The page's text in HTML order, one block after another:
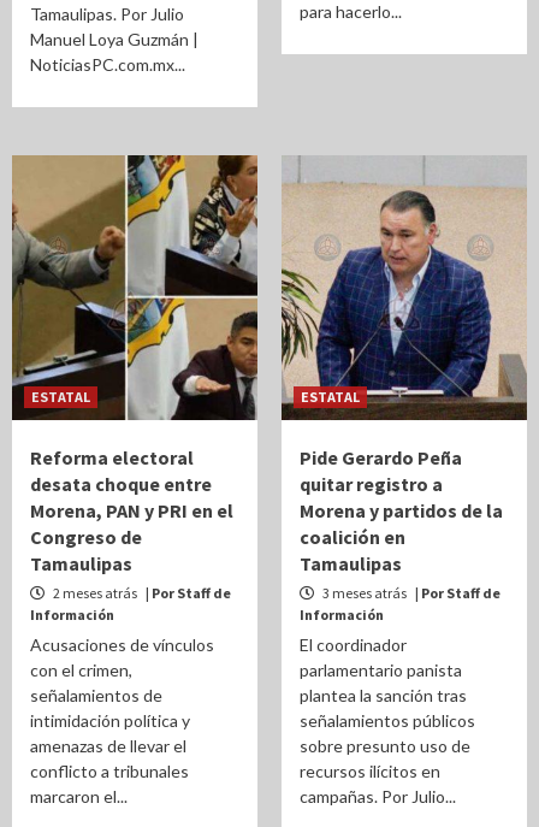
Tamaulipas. Por Julio
Manuel Loya Guzmán |
NoticiasPC.com.mx...
para hacerlo...
ESTATAL
Reforma electoral
desata choque entre
Morena, PAN y PRI en el
Congreso de
Tamaulipas
2 meses atrás | Por Staff de
Información
Acusaciones de vínculos
con el crimen,
señalamientos de
intimidación política y
amenazas de llevar el
conflicto a tribunales
marcaron el...
ESTATAL
Pide Gerardo Peña
quitar registro a
Morena y partidos de la
coalición en
Tamaulipas
3 meses atrás | Por Staff de
Información
El coordinador
parlamentario panista
plantea la sanción tras
señalamientos públicos
sobre presunto uso de
recursos ilícitos en
campañas. Por Julio...